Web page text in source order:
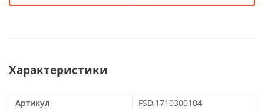
Характеристики
Артикул FSD.1710300104